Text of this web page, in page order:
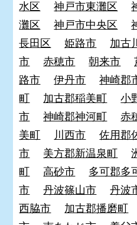
水区
神戸市東灘区
灘区
神戸市中央区
長田区
姫路市 加古
市
赤穂市 朝来市
路市
伊丹市 神崎郡
町
加古郡稲美町 小
市
神崎郡神河町 赤
美町
川西市 佐用郡
市
美方郡新温泉町
町
高砂市 多可郡多
市
丹波篠山市 丹波
西脇市
加古郡播磨町